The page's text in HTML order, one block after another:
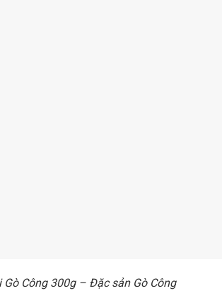
Công 300g – Đặc sản Gò Công